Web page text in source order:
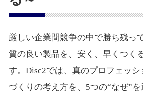
厳しい企業間競争の中で勝ち残っ
質の良い製品を、安く、早くつく
す。Disc2では、真のプロフェッ
づくりの考え方を、5つの“なぜ”